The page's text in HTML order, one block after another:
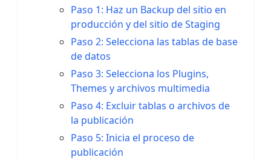
Paso 1: Haz un Backup del sitio en
producción y del sitio de Staging
Paso 2: Selecciona las tablas de base
de datos
Paso 3: Selecciona los Plugins,
Themes y archivos multimedia
Paso 4: Excluir tablas o archivos de
la publicación
Paso 5: Inicia el proceso de
publicación